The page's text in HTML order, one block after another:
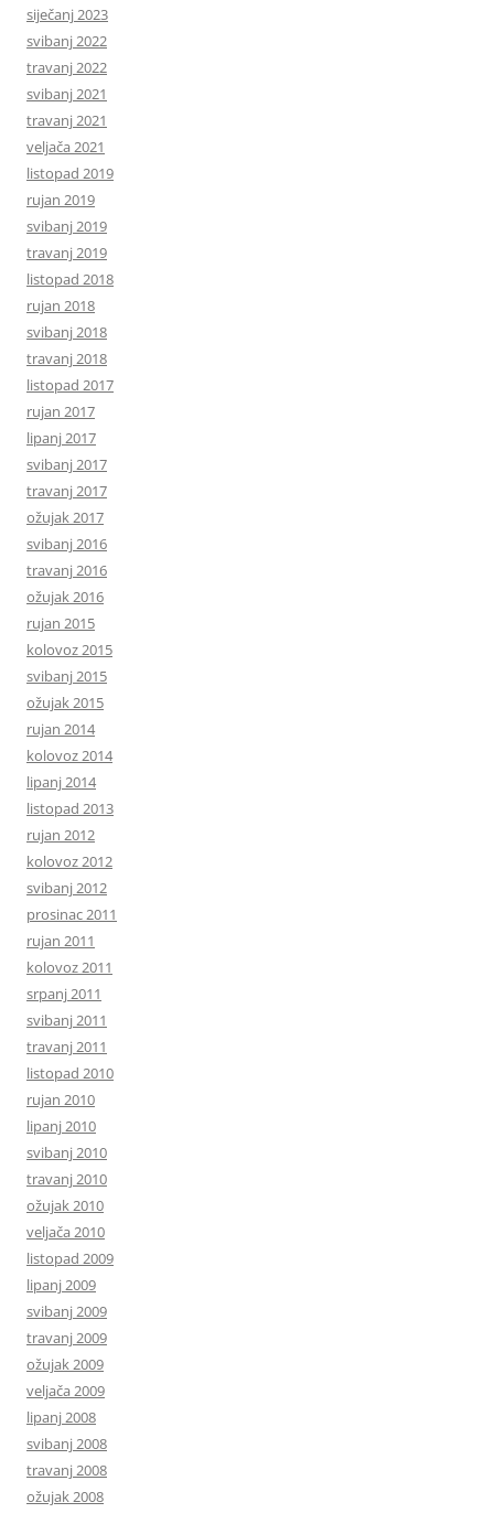
siječanj 2023
svibanj 2022
travanj 2022
svibanj 2021
travanj 2021
veljača 2021
listopad 2019
rujan 2019
svibanj 2019
travanj 2019
listopad 2018
rujan 2018
svibanj 2018
travanj 2018
listopad 2017
rujan 2017
lipanj 2017
svibanj 2017
travanj 2017
ožujak 2017
svibanj 2016
travanj 2016
ožujak 2016
rujan 2015
kolovoz 2015
svibanj 2015
ožujak 2015
rujan 2014
kolovoz 2014
lipanj 2014
listopad 2013
rujan 2012
kolovoz 2012
svibanj 2012
prosinac 2011
rujan 2011
kolovoz 2011
srpanj 2011
svibanj 2011
travanj 2011
listopad 2010
rujan 2010
lipanj 2010
svibanj 2010
travanj 2010
ožujak 2010
veljača 2010
listopad 2009
lipanj 2009
svibanj 2009
travanj 2009
ožujak 2009
veljača 2009
lipanj 2008
svibanj 2008
travanj 2008
ožujak 2008